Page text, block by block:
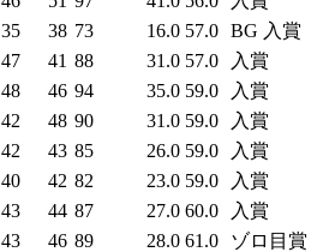
35 38 73 16.0 57.0 BG 入賞
47 41 88 31.0 57.0
入賞
48 46 94 35.0 59.0
入賞
42 48 90 31.0 59.0
入賞
42 43 85 26.0 59.0
入賞
40 42 82 23.0 59.0
入賞
43 44 87 27.0 60.0
入賞
43 46 89 28.0 61.0
ゾロ目賞